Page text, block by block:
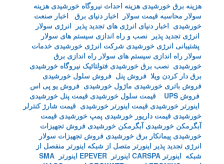
هزینه برق خورشیدی هزینه احداث نیروگاه خورشیدی هزینه
سولار محاسبه قیمت سولار اخبار دنیای برق اخبار صنعت
خورشیدی اخبار دنیای انرژی های تجدید پذیر انرژی سولار
انرژی تجدید پذیر نصب و راه اندازی سیستم های سولار
پشتیبانی انرژی خورشیدی شرکت انرژی خورشیدی خدمات
سولار راه اندازی سیستم های سولار راه اندازی برق
خورشیدی نصب برق خورشیدی فتولتائیک نیروگاه خورشیدی
برق دار کردن ویلا فروش پنل فروش سلول خورشیدی
فروش باتری خورشیدی ماژول خورشیدی فروش یو پی اس
فروش UPS
قیمت سلول خورشیدی قیمت پنل خورشیدی
اینورتر خورشیدی قیمت اینورتر خورشیدی قیمت شارژ کنترلر
خورشیدی قیمت داریور خورشیدی پمپ خورشیدی قیمت
آبگرمکن خورشیدی آبگرمکن خورشیدی فروش تجهیزات
خورشیدی پیمانکار برق خورشیدی فروش تجهیزات سولار
انرژی تجدید پذیر اینورتر متصل از شبکه اینورتر منفصل از
شبکه اینورتر CARSPA اینورتر EPEVER
اینورتر SMA